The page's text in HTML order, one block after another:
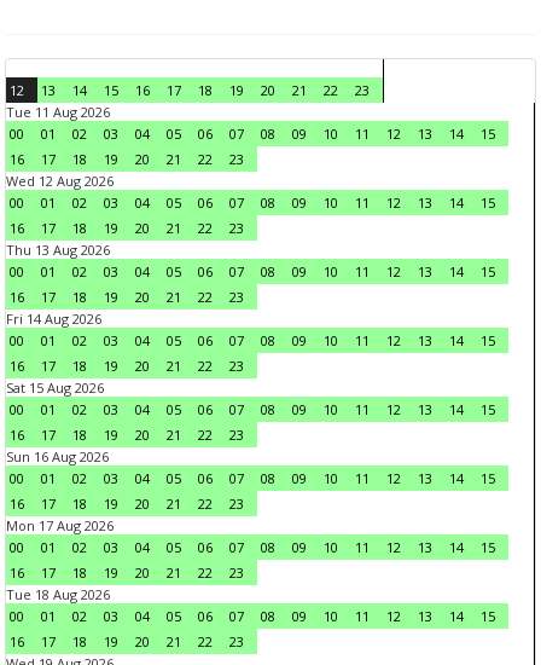
12 13 14 15 16 17 18 19 20 21 22
23
Tue 11 Aug 2026
00
01 02 03 04 05 06 07 08 09 10 11 12 13 14
15
16
17 18 19 20 21 22
23
Wed 12 Aug 2026
00
01 02 03 04 05 06 07 08 09 10 11 12 13 14
15
16
17 18 19 20 21 22
23
Thu 13 Aug 2026
00
01 02 03 04 05 06 07 08 09 10 11 12 13 14
15
16
17 18 19 20 21 22
23
Fri 14 Aug 2026
00
01 02 03 04 05 06 07 08 09 10 11 12 13 14
15
16
17 18 19 20 21 22
23
Sat 15 Aug 2026
00
01 02 03 04 05 06 07 08 09 10 11 12 13 14
15
16
17 18 19 20 21 22
23
Sun 16 Aug 2026
00
01 02 03 04 05 06 07 08 09 10 11 12 13 14
15
16
17 18 19 20 21 22
23
Mon 17 Aug 2026
00
01 02 03 04 05 06 07 08 09 10 11 12 13 14
15
16
17 18 19 20 21 22
23
Tue 18 Aug 2026
00
01 02 03 04 05 06 07 08 09 10 11 12 13 14
15
16
17 18 19 20 21 22
23